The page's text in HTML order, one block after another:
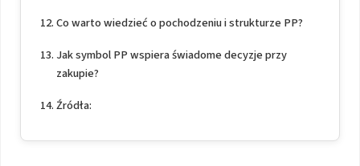
Co warto wiedzieć o pochodzeniu i strukturze PP?
Jak symbol PP wspiera świadome decyzje przy
zakupie?
Źródła: